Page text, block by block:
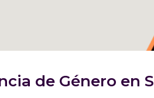
de Género en